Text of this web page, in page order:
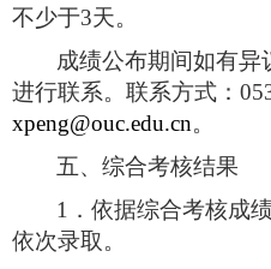
不少于3天。
成绩公布期间如有
进行联系。联系方式：
xpeng@ouc.edu.cn。
五、综合考核结果
1 ．依据综合考核成
依次录取。